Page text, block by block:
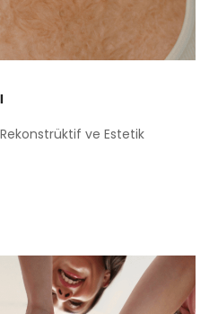
Rekonstrüktif ve Estetik